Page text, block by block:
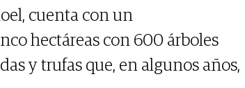
cuenta con un
hectáreas con 600 árboles
y trufas que, en algunos años,